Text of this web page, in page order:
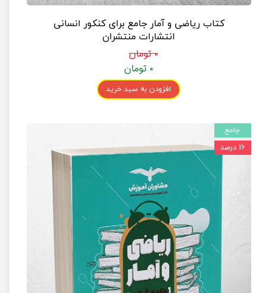
کتاب ریاضی و آمار جامع برای کنکور انسانی
انتشارات منتشران
۰ تومان
۰ تومان
افزودن به سبد خرید
جامع
۱۶ درصد